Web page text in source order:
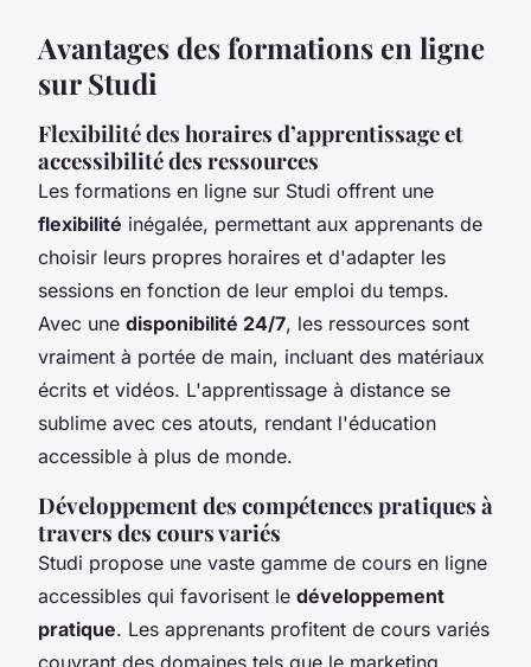
Avantages des formations en ligne
sur Studi
Flexibilité des horaires d’apprentissage et
accessibilité des ressources
Les formations en ligne sur Studi offrent une
flexibilité inégalée, permettant aux apprenants de
choisir leurs propres horaires et d'adapter les
sessions en fonction de leur emploi du temps.
Avec une disponibilité 24/7, les ressources sont
vraiment à portée de main, incluant des matériaux
écrits et vidéos. L'apprentissage à distance se
sublime avec ces atouts, rendant l'éducation
accessible à plus de monde.
Développement des compétences pratiques à
travers des cours variés
Studi propose une vaste gamme de cours en ligne
accessibles qui favorisent le développement
pratique. Les apprenants profitent de cours variés
couvrant des domaines tels que le marketing